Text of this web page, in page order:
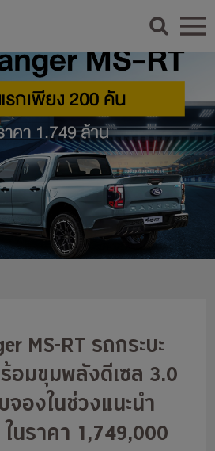
MS-RT รถกระบะ
อมขุมพลังดีเซล 3.0
องในช่วงแนะนำ
นราคา 1,749,000